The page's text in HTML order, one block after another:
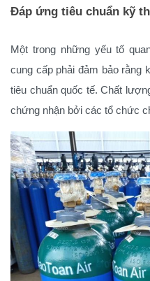
Đáp ứng tiêu chuẩn kỹ
Một trong những yếu tố
cung cấp phải đảm bảo
tiêu chuẩn quốc tế. Chất
chứng nhận bởi các tổ chức